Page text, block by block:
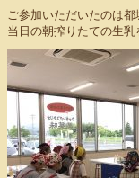
ご参加いただいたのは
当日の朝搾りたての生